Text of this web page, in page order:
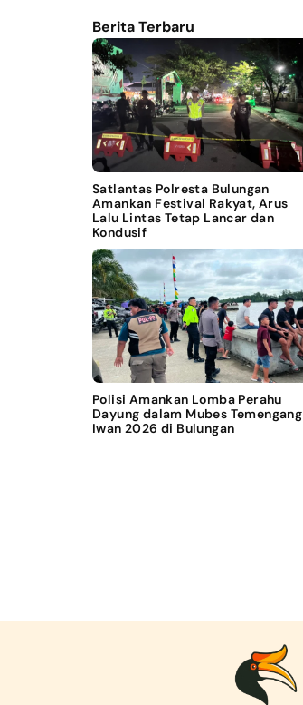
Berita Terbaru
Satlantas Polresta Bulungan
Amankan Festival Rakyat, Arus
Lalu Lintas Tetap Lancar dan
Kondusif
Polisi Amankan Lomba Perahu
Dayung dalam Mubes Temengang
Iwan 2026 di Bulungan